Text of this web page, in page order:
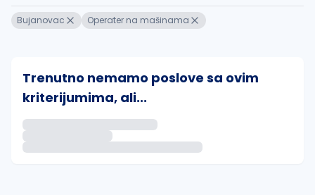
Bujanovac Operater na mašinama
Trenutno nemamo poslove sa ovim
kriterijumima, ali...